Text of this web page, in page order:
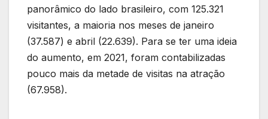
panorâmico do lado brasileiro, com 125.321
visitantes, a maioria nos meses de janeiro
(37.587) e abril (22.639). Para se ter uma ideia
do aumento, em 2021, foram contabilizadas
pouco mais da metade de visitas na atração
(67.958).